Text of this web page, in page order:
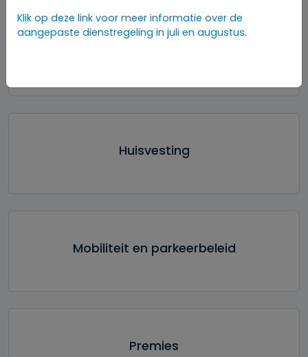
Huisvesting
Mobiliteit en parkeerbeleid
Premies
Klik op deze link voor meer informatie over de
aangepaste dienstregeling in juli en augustus.